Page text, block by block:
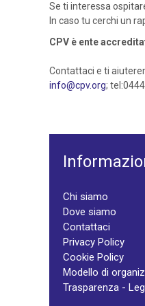
Se ti interessa
In caso tu cerchi un
CPV è ente
Contattaci e ti
info@cpv.org;
Chi siamo
Dove siamo
Contattaci
Privacy Policy
Cookie Policy
Modello di
Trasparenza -